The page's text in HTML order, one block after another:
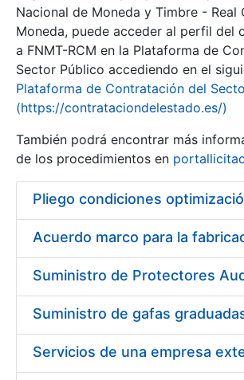
Show/Hide
Nacional de Moneda y Timbre - Real
Moneda, puede acceder al perfil del
a FNMT-RCM en la Plataforma de
Sector Público accediendo en el
Plataforma de Contratación del
(https://contrataciondelestado.es/)
También podrá encontrar más
de los procedimientos en